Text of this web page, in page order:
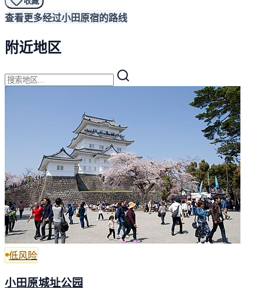
查看更多经过小田原宿的路线
附近地区
低风险
小田原城址公园